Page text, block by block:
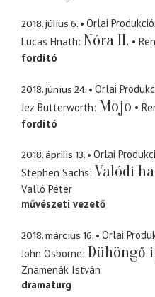
2018. július 6.
Orlai
Lucas Hnath Nóra II.
fordító
2018. június 24.
Orlai
Jez Butterworth Mojo
fordító
2018. április 13.
Orlai
Stephen Sachs Valódi
Valló Péter
művészeti vezető
2018. március 16.
Orlai
John Osborne Dühöngő
Znamenák István
dramaturg